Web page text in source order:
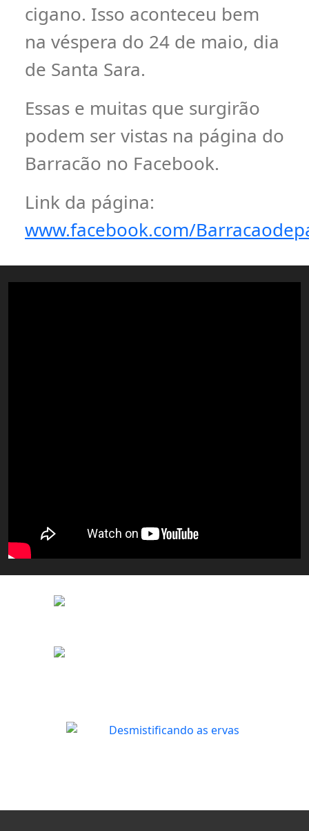
cigano. Isso aconteceu bem
na véspera do 24 de maio, dia
de Santa Sara.
Essas e muitas que surgirão
podem ser vistas na página do
Barracão no Facebook.
Link da página:
www.facebook.com/